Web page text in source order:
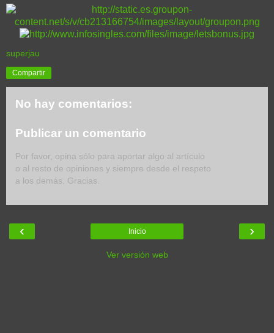
superjau
Compartir
No hay comentarios:
Publicar un comentario
Por favor, opina sólo para aportar algo al artículo
o al resto de opiniones y siempre desde el respeto
a los demás. Gracias.
‹ ›
Inicio
Ver versión web